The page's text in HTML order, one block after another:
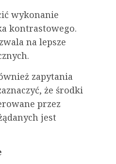
wykonanie
kontrastowego.
na lepsze
zapytania
że środki
przez
jest